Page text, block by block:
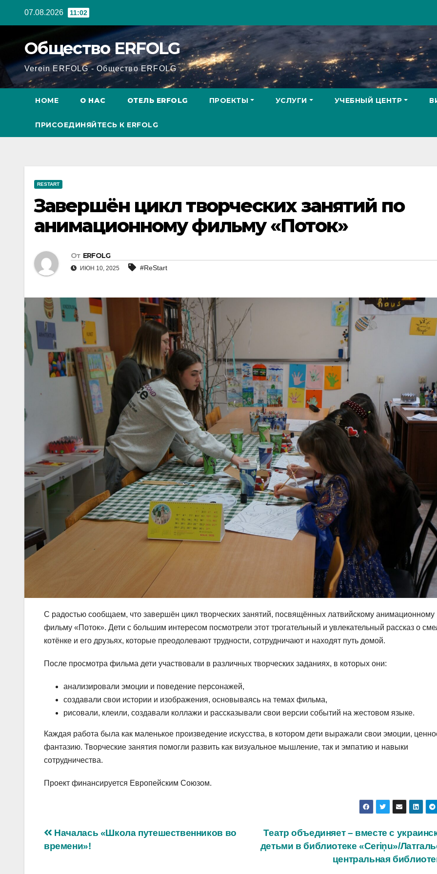
07.08.2026 11:02
Общество ERFOLG
Verein ERFOLG - Общество ERFOLG
HOME О НАС ОТЕЛЬ ERFOLG ПРОЕКТЫ УСЛУГИ УЧЕБНЫЙ ЦЕНТР
ПРИСОЕДИНЯЙТЕСЬ К ERFOLG
RESTART
Завершён цикл творческих занятий по
анимационному фильму «Поток»
От ERFOLG
ИЮН 10, 2025 #ReStart
С радостью сообщаем, что завершён цикл творческих занятий, посвящённых латвийскому анимационному
фильму «Поток». Дети с большим интересом посмотрели этот трогательный и увлекательный рассказ о
котёнке и его друзьях, которые преодолевают трудности, сотрудничают и находят путь домой.
После просмотра фильма дети участвовали в различных творческих заданиях, в которых они:
анализировали эмоции и поведение персонажей,
создавали свои истории и изображения, основываясь на темах фильма,
рисовали, клеили, создавали коллажи и рассказывали свои версии событий на жестовом языке.
Каждая работа была как маленькое произведение искусства, в котором дети выражали свои эмоции,
фантазию. Творческие занятия помогли развить как визуальное мышление, так и эмпатию и навыки
сотрудничества.
Проект финансируется Европейским Союзом.
Навигация
по
Театр объединяет – вместе с
детьми в библиотеке «Ceriņu»/
центральная
Началась «Школа путешественников во
времени»!